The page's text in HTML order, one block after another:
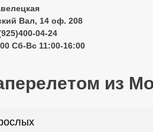
Вал, 14 оф. 208
04-24
Сб-Вс 11:00-16:00
из